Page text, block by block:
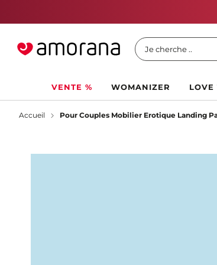
Vente
Je cherche ..
VENTE % WOMANIZER LOVE
Accueil Pour Couples Mobilier Erotique Landing